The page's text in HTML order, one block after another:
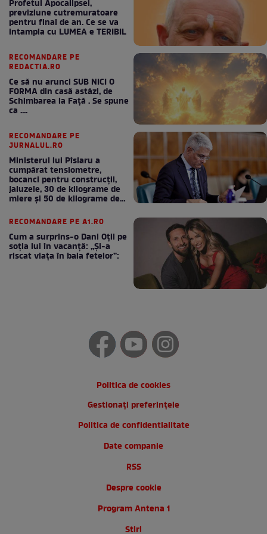
Profetul Apocalipsei,
previziune cutremuratoare
pentru final de an. Ce se va
intampla cu LUMEA e TERIBIL
RECOMANDARE PE
REDACTIA.RO
Ce să nu arunci SUB NICI O
FORMA din casă astăzi, de
Schimbarea la Față . Se spune
ca ....
RECOMANDARE PE
JURNALUL.RO
Ministerul lui Pîslaru a
cumpărat tensiometre,
bocanci pentru construcții,
jaluzele, 30 de kilograme de
miere și 50 de kilograme de
RECOMANDARE PE A1.RO
Cum a surprins-o Dani Oțil pe
soția lui în vacanță: „Și-a
riscat viața în baia fetelor”:
Politica de cookies
Gestionați preferințele
Politica de confidentialitate
Date companie
RSS
Despre cookie
Program Antena 1
Stiri